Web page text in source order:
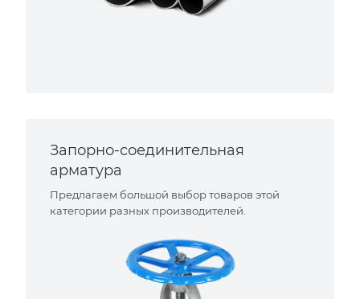
Запорно-соединительная
арматура
Предлагаем большой выбор товаров этой
категории разных производителей.